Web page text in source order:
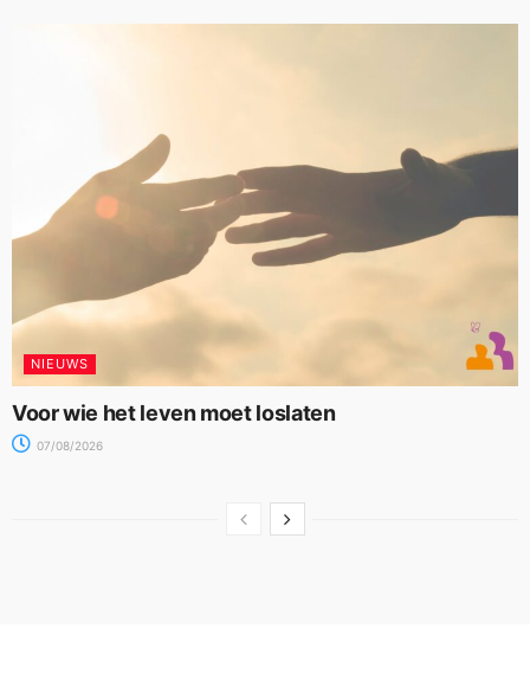
NIEUWS
Voor wie het leven moet loslaten
07/08/2026